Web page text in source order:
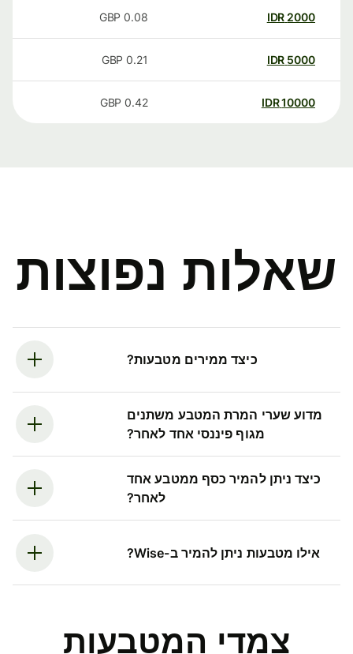
2000
IDR
0.08
GBP
5000
IDR
0.21
GBP
10000
IDR
0.42
GBP
שאלות נפוצות
כיצד ממירים מטבעות?
מדוע שערי המרת המטבע משתנים
מגוף פיננסי אחד לאחר?
כיצד ניתן להמיר כסף ממטבע אחד
לאחר?
אילו מטבעות ניתן להמיר ב-Wise?
צמדי המטבעות